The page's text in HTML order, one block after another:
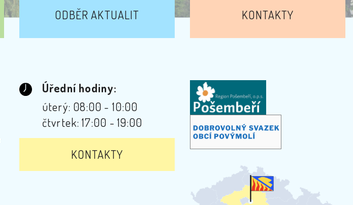
ODBĚR AKTUALIT KONTAKTY
Úřední hodiny:
úterý: 08:00 - 10:00
čtvrtek: 17:00 - 19:00
KONTAKTY